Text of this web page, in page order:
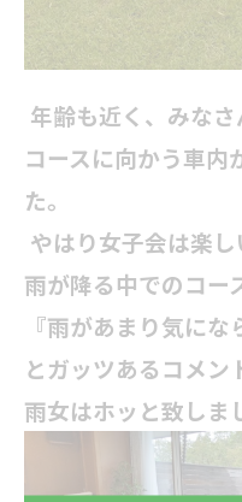
年齢も近く、みな
コースに向かう車内
た。
やはり女子会は楽
雨が降る中でのコー
『雨があまり気にな
とガッツあるコメン
雨女はホッと致しま